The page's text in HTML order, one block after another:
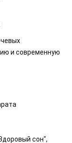
и современную
сон",